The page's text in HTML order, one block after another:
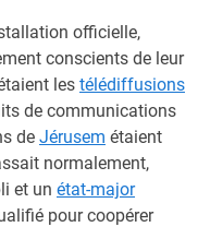
officielle,
conscients de leur
les télédiffusions
de communications
de Jérusem étaient
normalement,
et un état-major
pour coopérer